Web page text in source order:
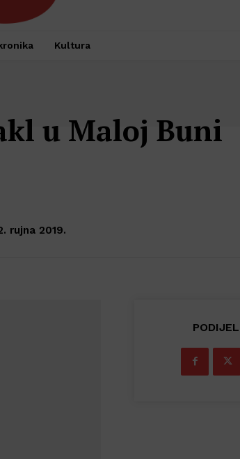
Kultura
u Maloj Buni
rujna 2019.